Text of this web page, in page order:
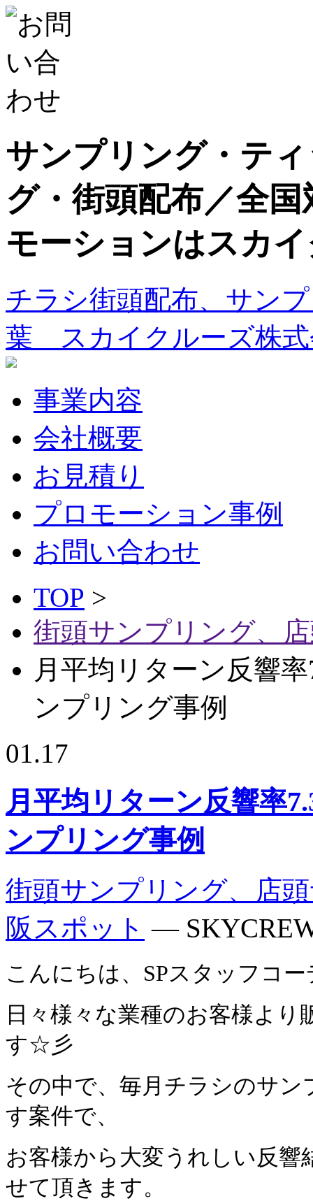
サンプリング・テ
グ・街頭配布／全
モーションはスカ
チラシ街頭配布、サン
葉 スカイクルーズ株式
事業内容
会社概要
お見積り
プロモーション事例
お問い合わせ
TOP >
街頭サンプリング、
月平均リターン反響
ンプリング事例
01.17
月平均リターン反響率
ンプリング事例
街頭サンプリング、店
阪スポット —
こんにちは、SPスタッフコ
日々様々な業種のお客様よ
す☆彡
その中で、毎月チラシのサ
す案件で、
お客様から大変うれしい反
せて頂きます。